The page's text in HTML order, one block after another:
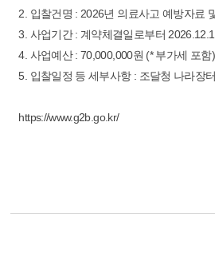
2. 입찰건명 : 2026년 의료사고 예방자료
3. 사업기간 : 계약체결일로부터
4. 사업예산 : 70,000,000원 (* 부가세 포함)
5. 입찰일정 등 세부사항 : 조달청 나라장
https://www.g2b.go.kr/